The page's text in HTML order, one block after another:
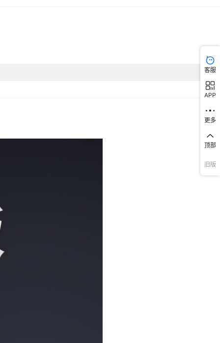
客服
APP
更多
顶部
旧版